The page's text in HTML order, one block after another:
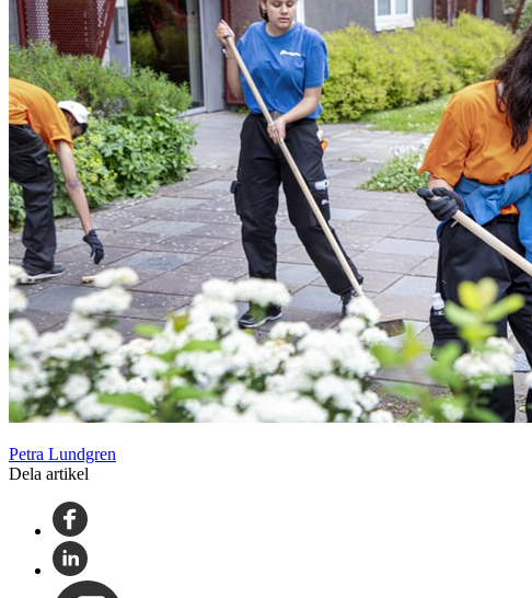
Petra Lundgren
Dela artikel